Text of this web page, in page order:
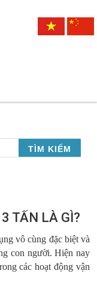
TÌM KIẾM
TẤN LÀ GÌ?
vô cùng đặc biệt và
con người. Hiện nay
các hoạt động vận